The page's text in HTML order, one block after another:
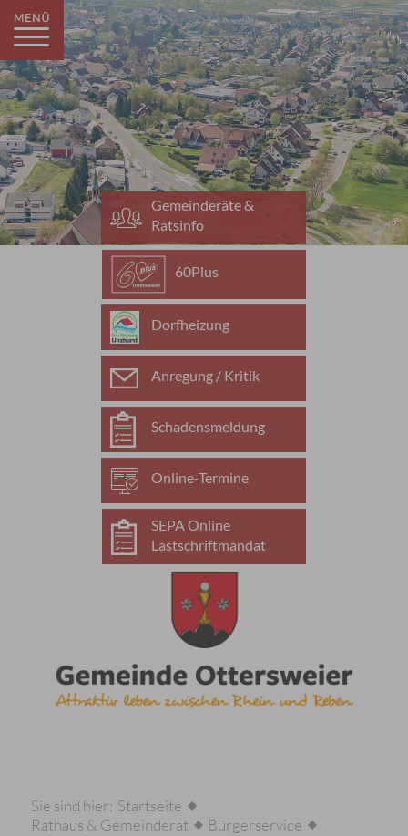
Gemeinderäte &
Ratsinfo
60Plus
Dorfheizung
Anregung / Kritik
Schadensmeldung
Online-Termine
SEPA Online
Lastschriftmandat
Sie sind hier: Startseite
Rathaus & Gemeinderat
Bürgerservice